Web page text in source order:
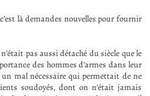
là demandes nouvelles pour fournir
pas aussi détaché du siècle que le
des hommes d’armes dans leur
mal nécessaire qui permettait de ne
soudoyés, dont on n’était jamais